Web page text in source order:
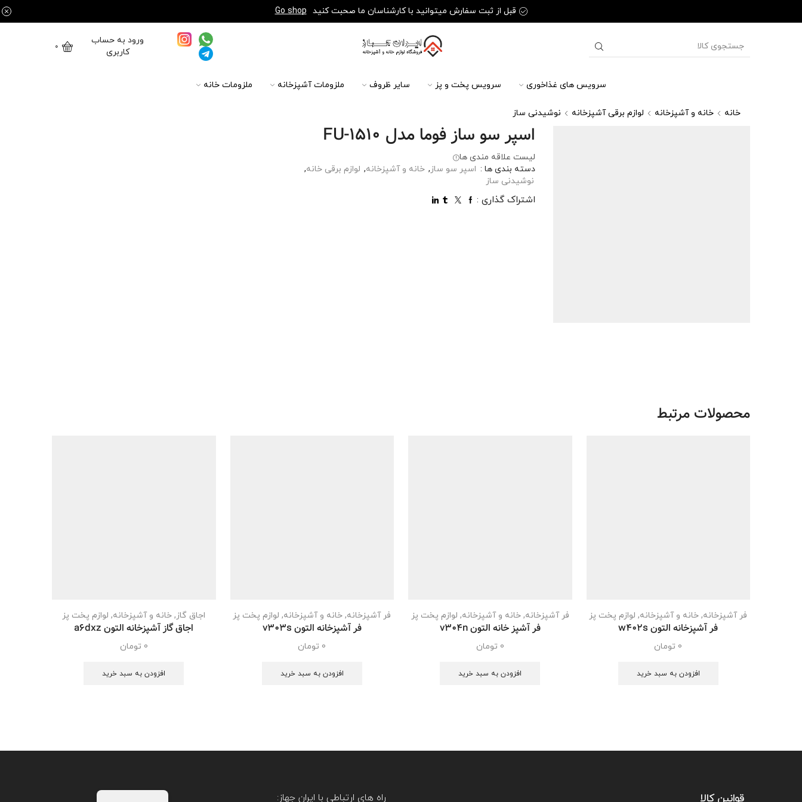
قبل از ثبت سفارش میتوانید با کارشناسان ما صحبت کنید Go shop
ورود به حساب
کاربری
0
سرویس های غذاخوری سرویس پخت و پز سایر ظروف ملزومات آشپزخانه ملزومات خانه
خانه خانه و آشپزخانه لوازم برقی آشپزخانه نوشیدنی ساز
اسپر سو ساز فوما مدل FU-1510
لیست علاقه مندی ها
دسته بندی ها : اسپر سو ساز, خانه و آشپزخانه, لوازم برقی خانه,
نوشیدنی ساز
اشتراک گذاری :
محصولات مرتبط
فر آشپزخانه, خانه و آشپزخانه, لوازم پخت پز
فر آشپزخانه التون w402s
0 تومان
افزودن به سبد خرید
فر آشپزخانه,خانه و آشپزخانه, لوازم پخت پز
فر آشپز خانه التون v304n
0 تومان
افزودن به سبد خرید
فر آشپزخانه, خانه و آشپزخانه, لوازم پخت پز
فر آشپزخانه التون v303s
0 تومان
افزودن به سبد خرید
اجاق گاز, خانه و آشپزخانه, لوازم پخت پز
اجاق گاز آشپزخانه التون a6dxz
0 تومان
افزودن به سبد خرید
قوانین کالا راه های ارتباطی با ایران جهاز: